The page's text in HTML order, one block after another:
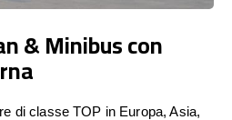
& Minibus con
di classe TOP in Europa, Asia,